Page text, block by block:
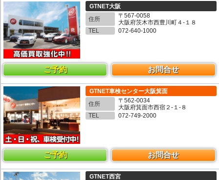
GTNET大阪
住所
〒567-0058
大阪府茨木市西豊川町４-１８
TEL
072-640-1000
ご予約 お問合せ
GTNET車検センター大阪箕面
住所
〒562-0034
大阪府箕面市西宿２-１-８
TEL
072-749-2000
ご予約 お問合せ
GTNET西宮